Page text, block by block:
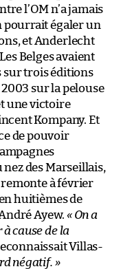
l’OM n’a jamais
pourrait égaler un
et Anderlecht
Belges avaient
sur trois éditions
sur la pelouse
une victoire
Kompany. Et
de pouvoir
des Marseillais,
à février
huitièmes de
Ayew.« On a
cause de la
Villas-
négatif. »